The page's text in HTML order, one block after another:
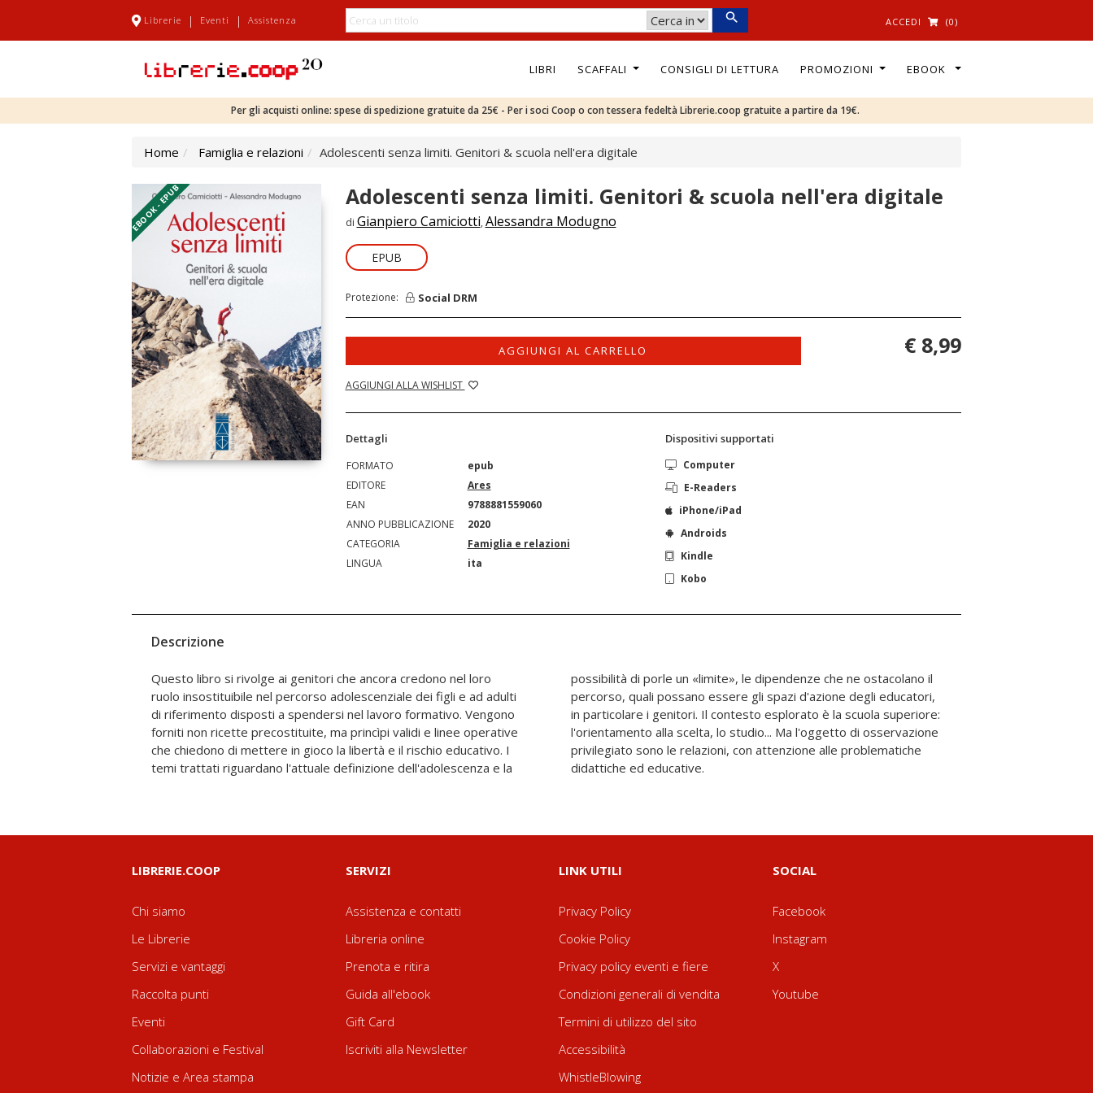
Librerie | Eventi | Assistenza ACCEDI (0)
LIBRI SCAFFALI CONSIGLI DI LETTURA PROMOZIONI EBOOK
Per gli acquisti online: spese di spedizione gratuite da 25€ - Per i soci Coop o con tessera fedeltà Librerie.coop gratuite a partire da 19€.
Home Famiglia e relazioni Adolescenti senza limiti. Genitori & scuola nell'era digitale
EBOOK - EPUB Adolescenti senza limiti. Genitori & scuola nell'era digitale
di Gianpiero Camiciotti, Alessandra Modugno
EPUB
Protezione: Social DRM
AGGIUNGI AL CARRELLO
AGGIUNGI ALLA WISHLIST
€ 8,99
Dettagli
FORMATO
epub
EDITORE
Ares
EAN
9788881559060
ANNO PUBBLICAZIONE
2020
CATEGORIA
Famiglia e relazioni
LINGUA
ita
Dispositivi supportati
Computer
E-Readers
iPhone/iPad
Androids
Kindle
Kobo
Descrizione
Questo libro si rivolge ai genitori che ancora credono nel loro
ruolo insostituibile nel percorso adolescenziale dei figli e ad adulti
di riferimento disposti a spendersi nel lavoro formativo. Vengono
forniti non ricette precostituite, ma princìpi validi e linee operative
che chiedono di mettere in gioco la libertà e il rischio educativo. I
temi trattati riguardano l'attuale definizione dell'adolescenza e la
possibilità di porle un «limite», le dipendenze che ne ostacolano il
percorso, quali possano essere gli spazi d'azione degli educatori,
in particolare i genitori. Il contesto esplorato è la scuola superiore:
l'orientamento alla scelta, lo studio... Ma l'oggetto di osservazione
privilegiato sono le relazioni, con attenzione alle problematiche
didattiche ed educative.
LIBRERIE.COOP
Chi siamo
Le Librerie
Servizi e vantaggi
Raccolta punti
Eventi
Collaborazioni e Festival
Notizie e Area stampa
SERVIZI
Assistenza e contatti
Libreria online
Prenota e ritira
Guida all'ebook
Gift Card
Iscriviti alla Newsletter
LINK UTILI
Privacy Policy
Cookie Policy
Privacy policy eventi e fiere
Condizioni generali di vendita
Termini di utilizzo del sito
Accessibilità
WhistleBlowing
SOCIAL
Facebook
Instagram
X
Youtube